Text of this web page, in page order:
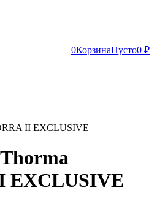
0КорзинаПусто0 ₽
II EXCLUSIVE
EXCLUSIVE